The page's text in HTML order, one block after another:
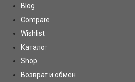
Blog
Compare
Wishlist
Каталог
Shop
Возврат и обмен